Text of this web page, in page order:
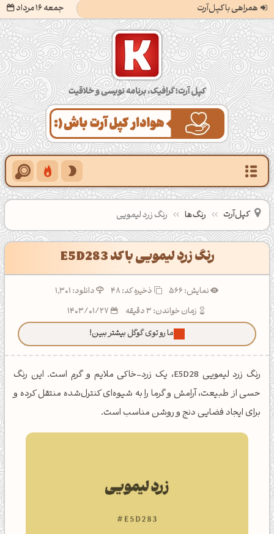
همراهی با کپل‌آرت جمعه 16 مرداد کپل‌آرت؛ گرافیک، برنامه‌نویسی و خلاقیت
کپل‌آرت رنگ‌ها رنگ زرد لیمویی
رنگ زرد لیمویی با کد E5D283
نمایش: 566 ذخیره کد:48
دانلود: 1,301
زمان خواندن: 3 دقیقه
ما رو توی گوگل بیشتر ببین!
رنگ زرد لیمویی E5D28، یک زرد-خاکی ملایم و گرم است. این رنگ
حسی از طبیعت، آرامش و گرما را به شیوه‌ای کنترل‌شده منتقل کرده و
برای ایجاد فضایی دنج و روشن مناسب است.